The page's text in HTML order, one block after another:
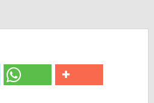
Veranstaltungen
KULTUR